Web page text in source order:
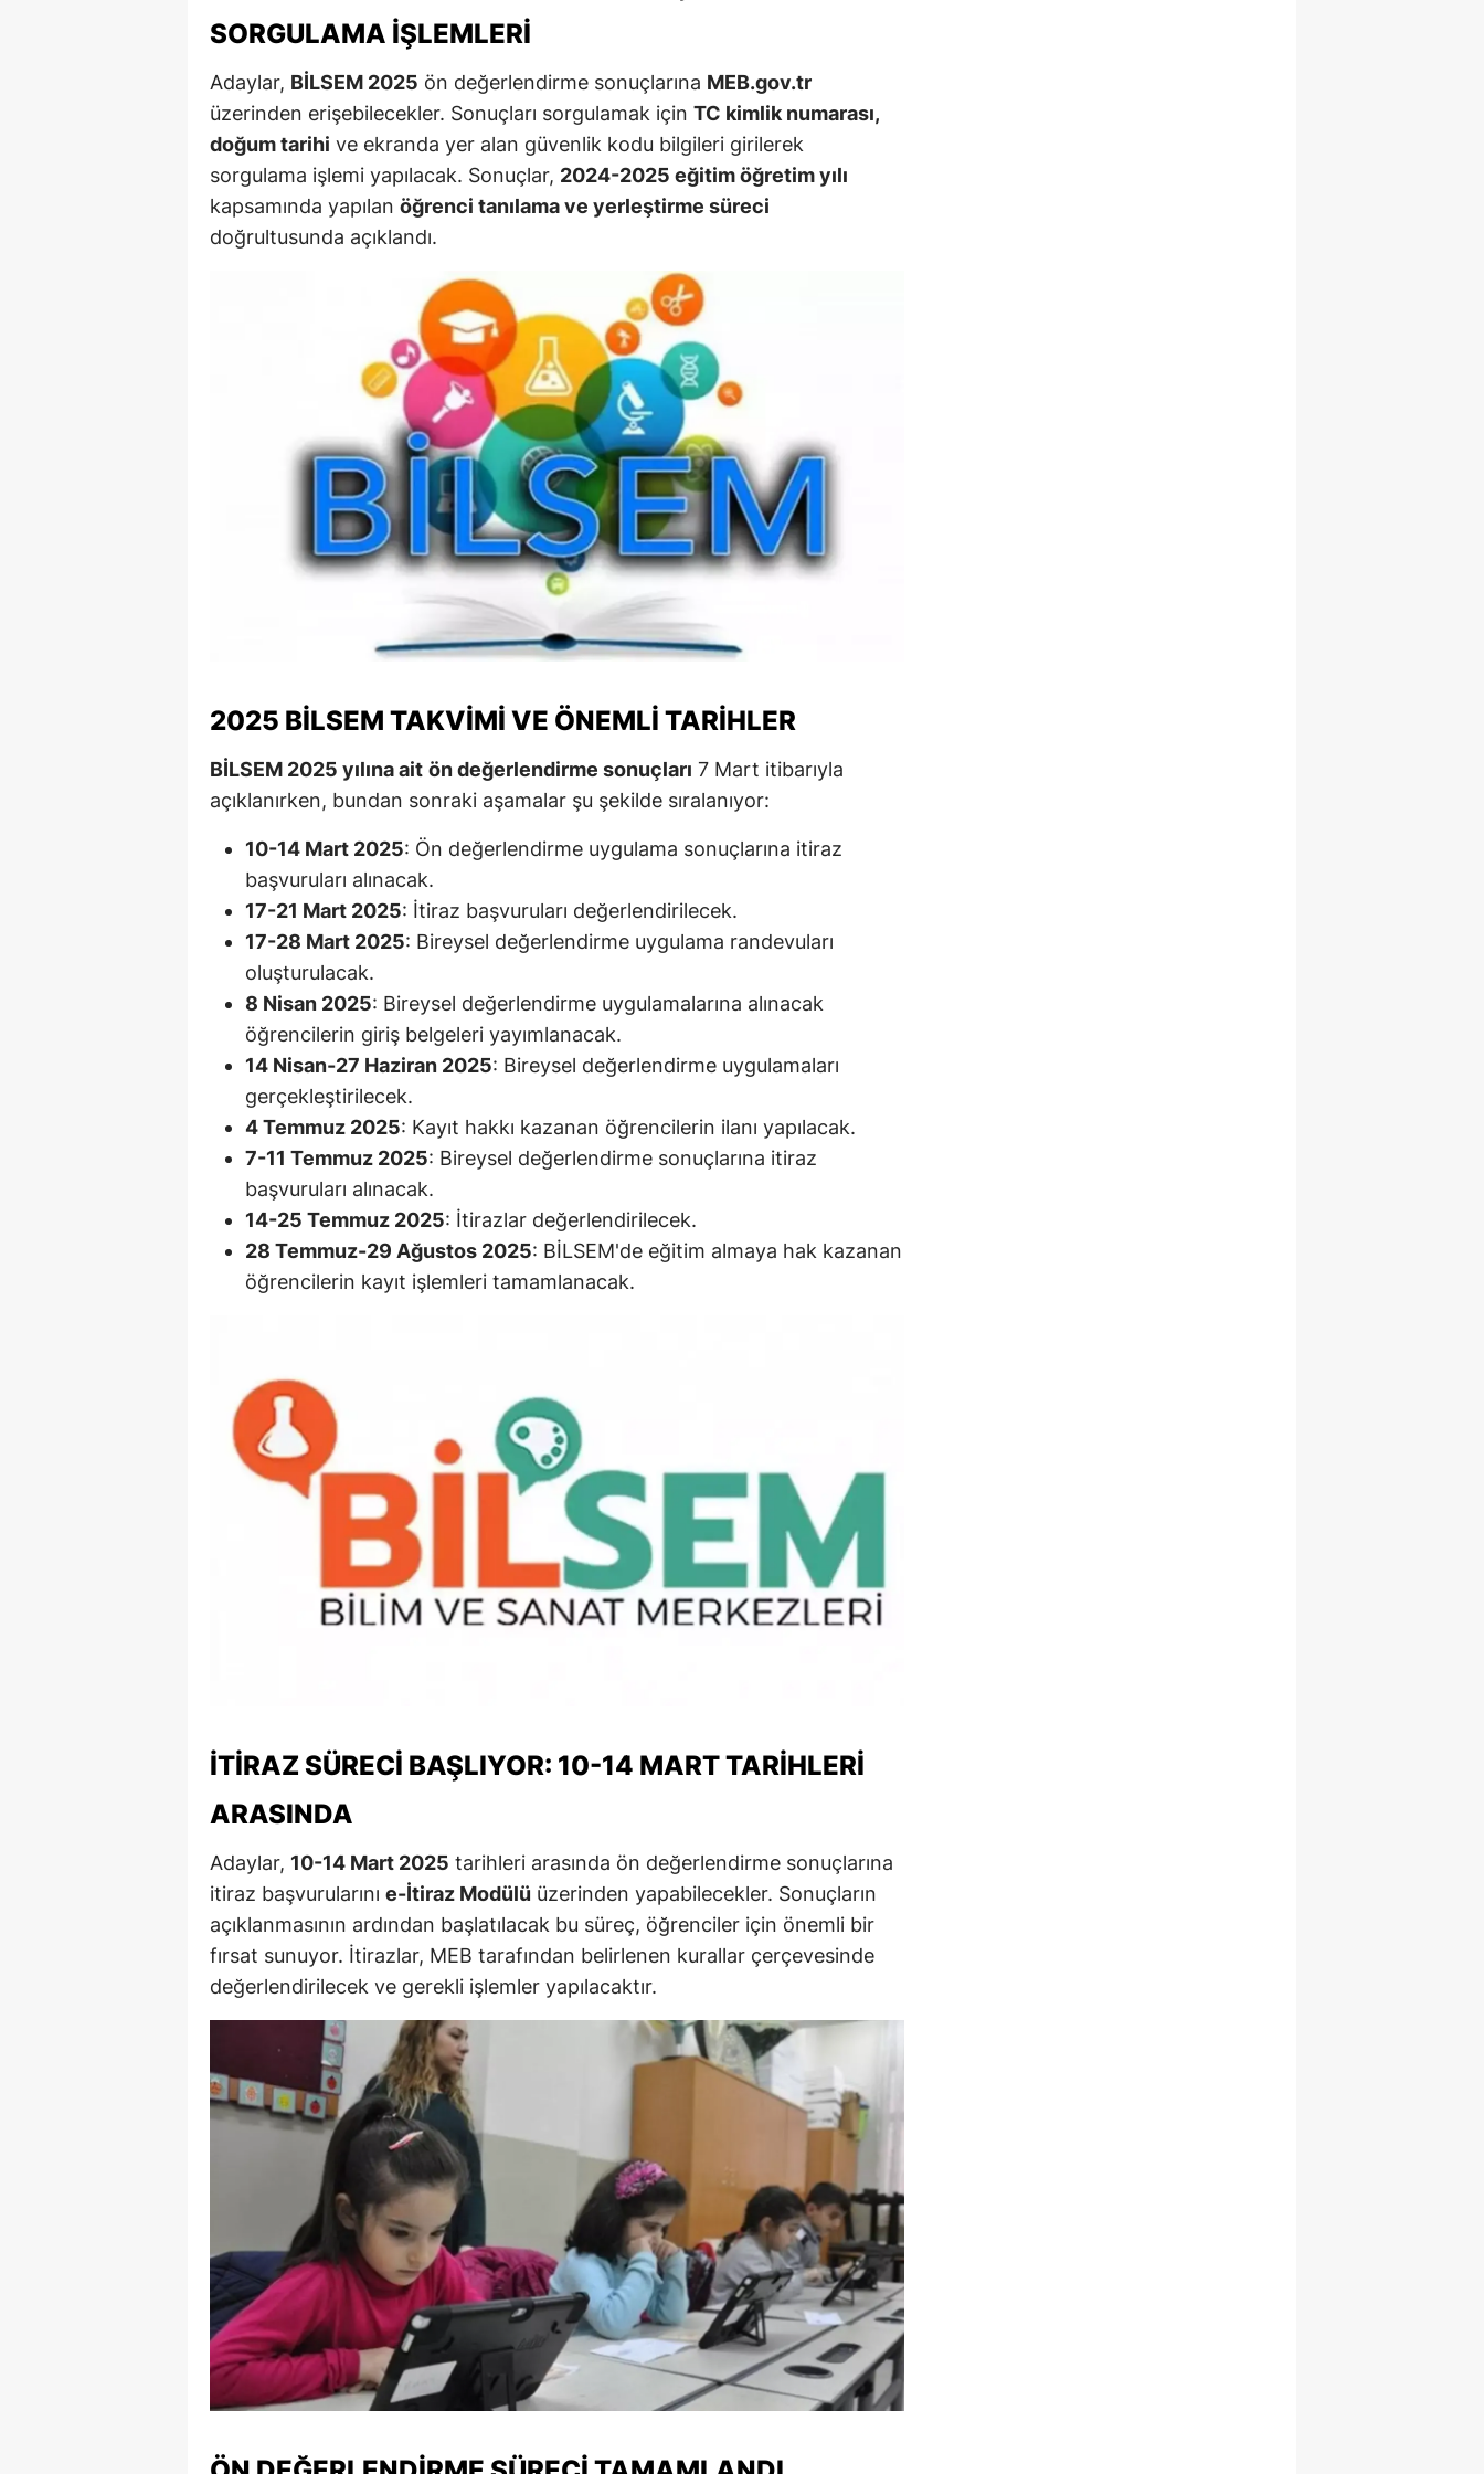
Mersin
İstanbul
İzmir
Kars
Kastamonu
Kırklareli
Kırşehir
Kocaeli
Konya
Kütahya
Malatya
Manisa
Kahramanmaraş
Mardin
Muğla
Nevşehir
Niğde
Rize
Samsun
Siirt
Sinop
Sivas
Tekirdağ
Tokat
Uşak
Van
Zonguldak
Aksaray
Kırıkkale
Bartın
Ardahan
Iğdır
Yalova
Düzce
SORGULAMA İŞLEMLERI
Adaylar, BİLSEM 2025 ön değerlendirme sonuçlarına MEB.gov.tr
üzerinden erişebilecekler. Sonuçları sorgulamak için TC kimlik numarası,
doğum tarihi ve ekranda yer alan güvenlik kodu bilgileri girilerek
sorgulama işlemi yapılacak. Sonuçlar, 2024-2025 eğitim öğretim yılı
kapsamında yapılan öğrenci tanılama ve yerleştirme süreci
doğrultusunda açıklandı.
2025 BİLSEM TAKVIMI VE ÖNEMLI TARIHLER
BİLSEM 2025 yılına ait ön değerlendirme sonuçları 7 Mart itibarıyla
açıklanırken, bundan sonraki aşamalar şu şekilde sıralanıyor:
10-14 Mart 2025: Ön değerlendirme uygulama sonuçlarına itiraz
başvuruları alınacak.
17-21 Mart 2025: İtiraz başvuruları değerlendirilecek.
17-28 Mart 2025: Bireysel değerlendirme uygulama randevuları
oluşturulacak.
8 Nisan 2025: Bireysel değerlendirme uygulamalarına alınacak
öğrencilerin giriş belgeleri yayımlanacak.
14 Nisan-27 Haziran 2025: Bireysel değerlendirme uygulamaları
gerçekleştirilecek.
4 Temmuz 2025: Kayıt hakkı kazanan öğrencilerin ilanı yapılacak.
7-11 Temmuz 2025: Bireysel değerlendirme sonuçlarına itiraz
başvuruları alınacak.
14-25 Temmuz 2025: İtirazlar değerlendirilecek.
28 Temmuz-29 Ağustos 2025: BİLSEM'de eğitim almaya hak kazanan
öğrencilerin kayıt işlemleri tamamlanacak.
İTIRAZ SÜRECI BAŞLIYOR: 10-14 MART TARIHLERI
ARASINDA
Adaylar, 10-14 Mart 2025 tarihleri arasında ön değerlendirme sonuçlarına
itiraz başvurularını e-İtiraz Modülü üzerinden yapabilecekler. Sonuçların
açıklanmasının ardından başlatılacak bu süreç, öğrenciler için önemli bir
fırsat sunuyor. İtirazlar, MEB tarafından belirlenen kurallar çerçevesinde
değerlendirilecek ve gerekli işlemler yapılacaktır.